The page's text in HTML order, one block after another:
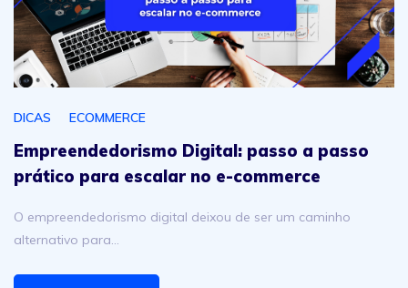
DICAS ECOMMERCE
Empreendedorismo Digital: passo a passo
prático para escalar no e-commerce
O empreendedorismo digital deixou de ser um caminho
alternativo para…